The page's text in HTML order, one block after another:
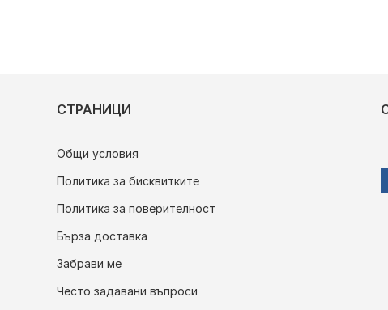
СТРАНИЦИ
Общи условия
Политика за бисквитките
Политика за поверителност
Бърза доставка
Забрави ме
Често задавани въпроси